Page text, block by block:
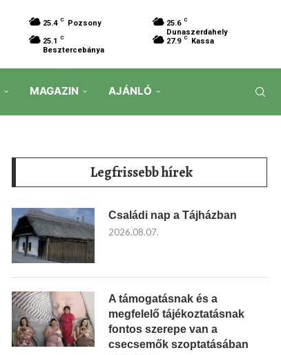
25.4 C Pozsony 25.6 C
Dunaszerdahely
25.1 C
Besztercebánya
27.9 C Kassa
MAGAZIN AJÁNLÓ
Legfrissebb hírek
Családi nap a Tájházban
2026.08.07.
A támogatásnak és a
megfelelő tájékoztatásnak
fontos szerepe van a
csecsemők szoptatásában